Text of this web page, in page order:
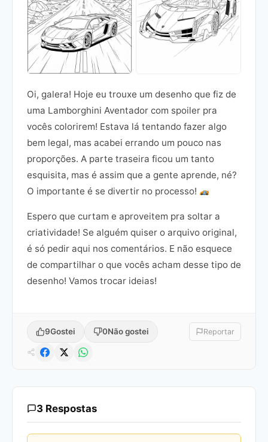
Oi, galera! Hoje eu trouxe um desenho que fiz de
uma Lamborghini Aventador com spoiler pra
vocês colorirem! Estava lá tentando fazer algo
bem legal, mas acabei errando um pouco nas
proporções. A parte traseira ficou um tanto
esquisita, mas é assim que a gente aprende, né?
O importante é se divertir no processo!
Espero que curtam e aproveitem pra soltar a
criatividade! Se alguém quiser o arquivo original,
é só pedir aqui nos comentários. E não esquece
de compartilhar o que vocês acham desse tipo de
desenho! Vamos trocar ideias!
9Gostei 0Não gostei Reportar
3 Respostas